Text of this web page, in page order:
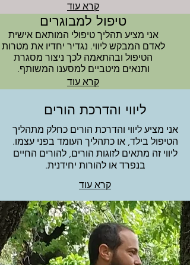
טיפול למבוגרים
אני מציע תהליך טיפולי המותאם אישית
לאדם המבקש ליווי. נגדיר יחדיו את מטרות
הטיפול ובהתאמה לכך ניצור מסגרת
ותנאים מיטביים למסענו המשותף.
קרא עוד
קרא עוד
ליווי והדרכת הורים
אני מציע ליווי והדרכת הורים כחלק מתהליך
הטיפול בילד, או כתהליך העומד בפני עצמו.
ליווי זה מתאים לזוגות הורים, להורים החיים
בנפרד או להורות יחידנית.
קרא עוד